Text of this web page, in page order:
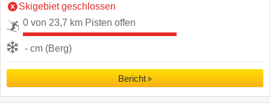
Skigebiet geschlossen
0 von 23,7 km Pisten offen
- cm (Berg)
Bericht